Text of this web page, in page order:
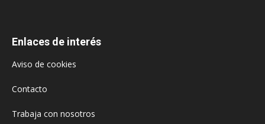
Enlaces de interés
Aviso de cookies
Contacto
Trabaja con nosotros